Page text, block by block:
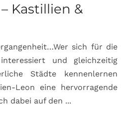
Kastillien &
sich für die
und gleichzeitig
Städte kennenlernen
Leon eine hervorragende
dabei auf den ...